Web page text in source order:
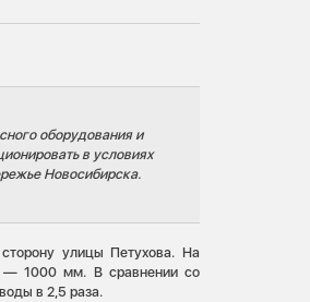
оборудования и
в условиях
Новосибирска.
улицы Петухова. На
— 1000 мм. В сравнении со
в 2,5 раза.